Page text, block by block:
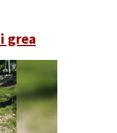
grea